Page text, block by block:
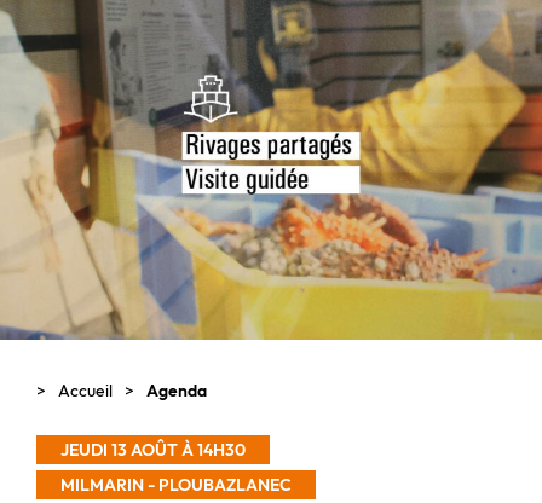
ENFANCE JEUNESSE L'AGGLO' RECRUTE
ASSOCIATIONS PISCINES
Accueil Agenda
JEUDI 13 AOÛT À 14H30
MILMARIN - PLOUBAZLANEC